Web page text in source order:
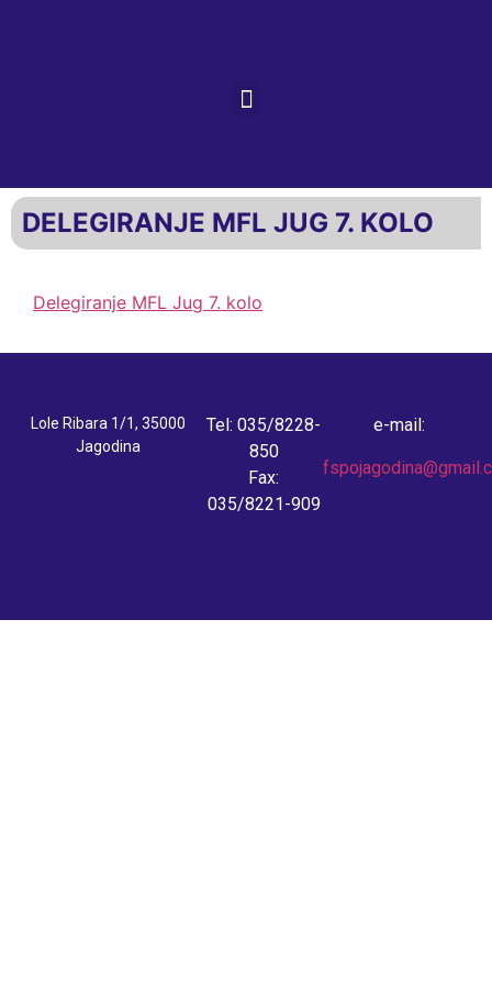
DELEGIRANJE MFL JUG 7. KOLO
Delegiranje MFL Jug 7. kolo
Lole Ribara 1/1, 35000
Jagodina
Tel: 035/8228-
850
Fax:
035/8221-909
e-mail: